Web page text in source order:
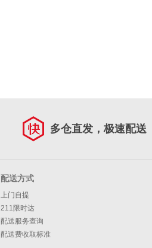
多仓直发，极速配送
配送方式
上门自提
211限时达
配送服务查询
配送费收取标准